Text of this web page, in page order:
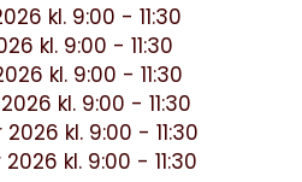
kl. 9:00 - 11:30
kl. 9:00 - 11:30
kl. 9:00 - 11:30
kl. 9:00 - 11:30
kl. 9:00 - 11:30
kl. 9:00 - 11:30